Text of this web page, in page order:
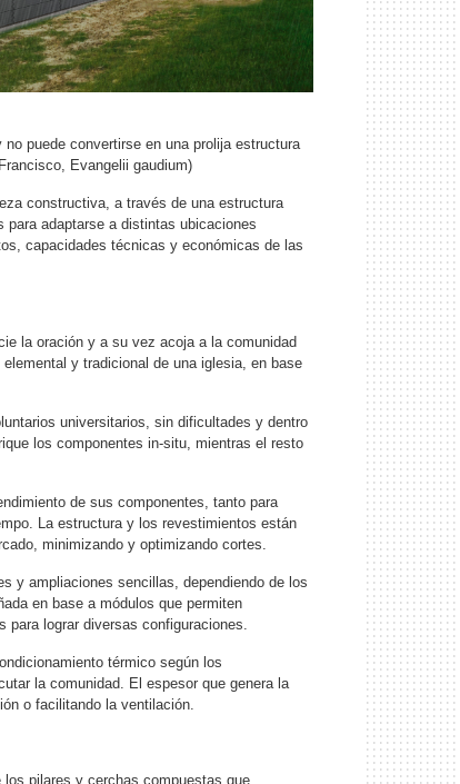
puede convertirse en una prolija estructura
Evangelii gaudium)
constructiva, a través de una estructura
adaptarse a distintas ubicaciones
capacidades técnicas y económicas de las
la oración y a su vez acoja a la comunidad
y tradicional de una iglesia, en base
universitarios, sin dificultades y dentro
los componentes in-situ, mientras el resto
de sus componentes, tanto para
La estructura y los revestimientos están
minimizando y optimizando cortes.
y ampliaciones sencillas, dependiendo de los
en base a módulos que permiten
para lograr diversas configuraciones.
térmico según los
la comunidad. El espesor que genera la
o facilitando la ventilación.
pilares y cerchas compuestas que